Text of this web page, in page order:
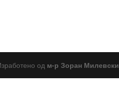
од м-р Зоран Милевски